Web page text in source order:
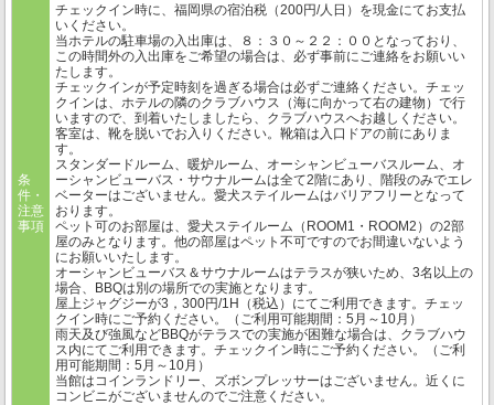
条
件・
注意
事項
チェックイン時に、福岡県の宿泊税（200円/人日）を現金にてお支払
いください。
当ホテルの駐車場の入出庫は、８：３０～２２：００となっており、
この時間外の入出庫をご希望の場合は、必ず事前にご連絡をお願いい
たします。
チェックインが予定時刻を過ぎる場合は必ずご連絡ください。チェッ
クインは、ホテルの隣のクラブハウス（海に向かって右の建物）で行
いますので、到着いたしましたら、クラブハウスへお越しください。
客室は、靴を脱いでお入りください。靴箱は入口ドアの前にありま
す。
スタンダードルーム、暖炉ルーム、オーシャンビューバスルーム、オ
ーシャンビューバス・サウナルームは全て2階にあり、階段のみでエレ
ベーターはございません。愛犬ステイルームはバリアフリーとなって
おります。
ペット可のお部屋は、愛犬ステイルーム（ROOM1・ROOM2）の2部
屋のみとなります。他の部屋はペット不可ですのでお間違いないよう
にお願いいたします。
オーシャンビューバス＆サウナルームはテラスが狭いため、3名以上の
場合、BBQは別の場所での実施となります。
屋上ジャグジーが3，300円/1H（税込）にてご利用できます。チェッ
クイン時にご予約ください。（ご利用可能期間：5月～10月）
雨天及び強風などBBQがテラスでの実施が困難な場合は、クラブハウ
ス内にてご利用できます。チェックイン時にご予約ください。（ご利
用可能期間：5月～10月）
当館はコインランドリー、ズボンプレッサーはございません。近くに
コンビニがございませんのでご注意ください。